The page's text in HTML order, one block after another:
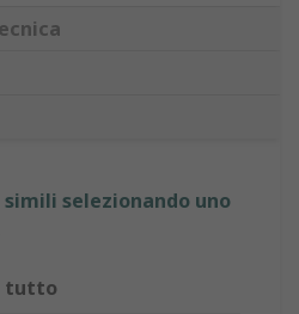
selezionando uno
tutto